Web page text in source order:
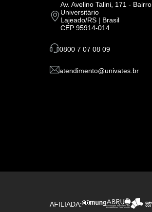
Av. Avelino Talini, 171 - Bairro
Universitário
Lajeado/RS | Brasil
CEP 95914-014
0800 7 07 08 09
atendimento@univates.br
AFILIADA: